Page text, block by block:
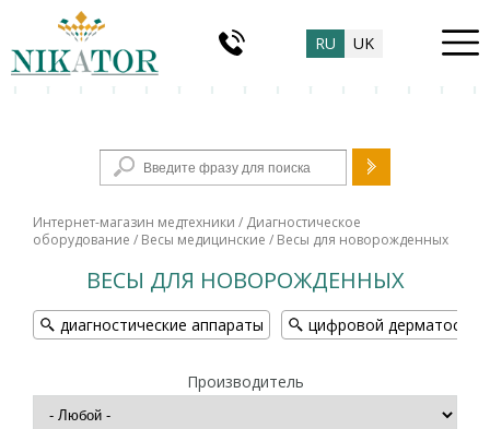
RU UK
Форма поиска
Интернет-магазин медтехники / Диагностическое
оборудование / Весы медицинские / Весы для новорожденных
ВЕСЫ ДЛЯ НОВОРОЖДЕННЫХ
диагностические аппараты цифровой дерматоскоп
Производитель